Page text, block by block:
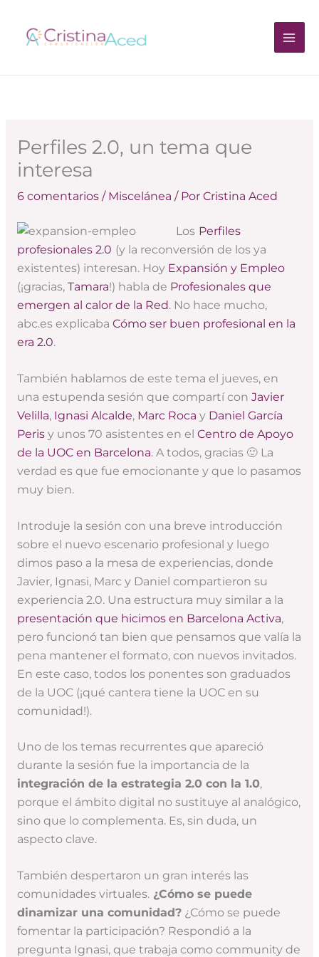
contenido
Perfiles 2.0, un tema que
interesa
6 comentarios / Miscelánea / Por Cristina Aced
Los Perfiles
profesionales 2.0 (y la reconversión de los ya
existentes) interesan. Hoy Expansión y Empleo
(¡gracias, Tamara!) habla de Profesionales que
emergen al calor de la Red. No hace mucho,
abc.es explicaba Cómo ser buen profesional en la
era 2.0.
También hablamos de este tema el jueves, en
una estupenda sesión que compartí con Javier
Velilla, Ignasi Alcalde, Marc Roca y Daniel García
Perisy unos 70 asistentes en el Centro de Apoyo
de la UOC en Barcelona. A todos, gracias 🙂 La
verdad es que fue emocionante y que lo pasamos
muy bien.
Introduje la sesión con una breve introducción
sobre el nuevo escenario profesional y luego
dimos paso a la mesa de experiencias, donde
Javier, Ignasi, Marc y Daniel compartieron su
experiencia 2.0. Una estructura muy similar a la
presentación que hicimos en Barcelona Activa,
pero funcionó tan bien que pensamos que valía la
pena mantener el formato, con nuevos invitados.
En este caso, todos los ponentes son graduados
de la UOC (¡qué cantera tiene la UOC en su
comunidad!).
Uno de los temas recurrentes que apareció
durante la sesión fue la importancia de la
integración de la estrategia 2.0 con la 1.0,
porque el ámbito digital no sustituye al analógico,
sino que lo complementa. Es, sin duda, un
aspecto clave.
También despertaron un gran interés las
comunidades virtuales.¿Cómo se puede
dinamizar una comunidad?¿Cómo se puede
fomentar la participación? Respondió a la
pregunta Ignasi, que trabaja como community de